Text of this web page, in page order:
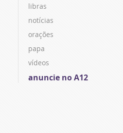
libras
notícias
orações
papa
vídeos
anuncie no A12